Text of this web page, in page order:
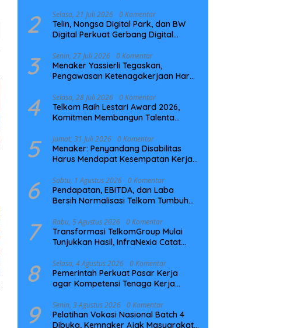
2 Selasa, 21 Juli 2026 0 Komentar
Telin, Nongsa Digital Park, dan BW
Digital Perkuat Gerbang Digital
NCC
3 Senin, 27 Juli 2026 0 Komentar
Menaker Yassierli Tegaskan,
Pengawasan Ketenagakerjaan Harus
4 Selasa, 28 Juli 2026 0 Komentar
Telkom Raih Lestari Award 2026,
Komitmen Membangun Talenta
5 Jumat, 31 Juli 2026 0 Komentar
Menaker: Penyandang Disabilitas
Harus Mendapat Kesempatan Kerja
6 Sabtu, 1 Agustus 2026 0 Komentar
Pendapatan, EBITDA, dan Laba
Bersih Normalisasi Telkom Tumbuh
7 Rabu, 5 Agustus 2026 0 Komentar
Transformasi TelkomGroup Mulai
Tunjukkan Hasil, InfraNexia Catat
Digital Nasional
8 Selasa, 4 Agustus 2026 0 Komentar
Pemerintah Perkuat Pasar Kerja
agar Kompetensi Tenaga Kerja
9 Senin, 3 Agustus 2026 0 Komentar
Pelatihan Vokasi Nasional Batch 4
Dibuka, Kemnaker Ajak Masyarakat